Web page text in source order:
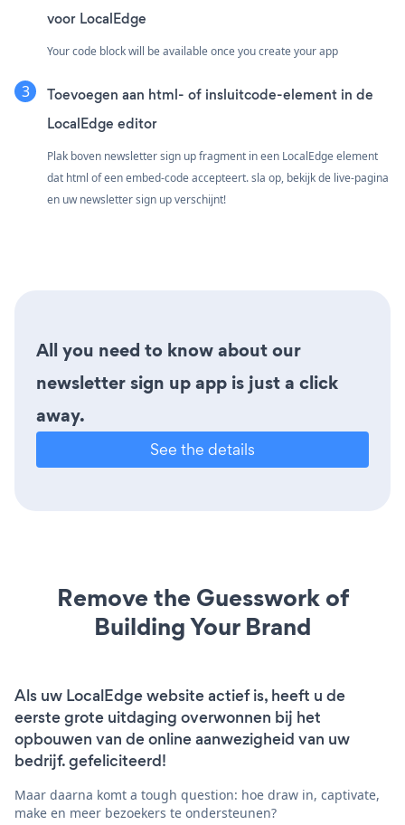
voor LocalEdge
Your code block will be available once you create your app
Toevoegen aan html- of insluitcode-element in de
LocalEdge editor
Plak boven newsletter sign up fragment in een LocalEdge element
dat html of een embed-code accepteert. sla op, bekijk de live-pagina
en uw newsletter sign up verschijnt!
All you need to know about our
newsletter sign up app is just a click
away.
See the details
Remove the Guesswork of
Building Your Brand
Als uw LocalEdge website actief is, heeft u de
eerste grote uitdaging overwonnen bij het
opbouwen van de online aanwezigheid van uw
bedrijf. gefeliciteerd!
Maar daarna komt a tough question: hoe draw in, captivate,
make en meer bezoekers te ondersteunen?